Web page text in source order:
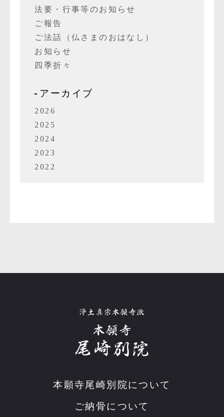
法要・行事等のお知らせ
ご報告
ご法話（仏さまのおはなし）
お知らせ
四季折々
アーカイブ
2026
2025
2024
2023
2022
本願寺尾崎別院について
ご納骨について